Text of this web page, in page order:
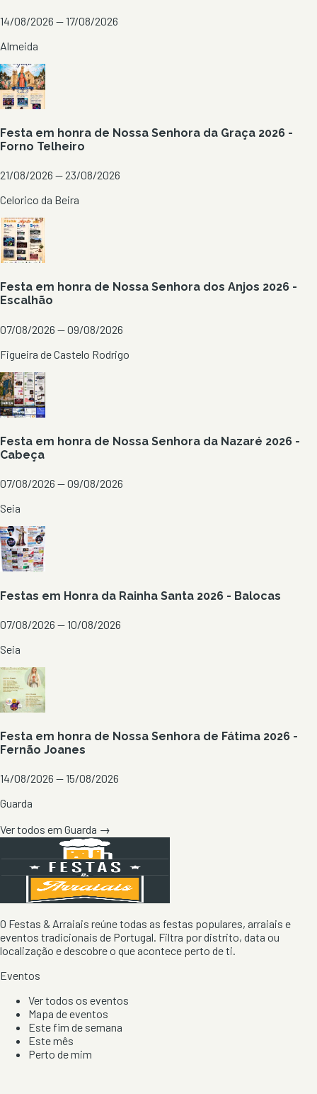
14/08/2026 — 17/08/2026
Almeida
Festa em honra de Nossa Senhora da Graça 2026 -
Forno Telheiro
21/08/2026 — 23/08/2026
Celorico da Beira
Festa em honra de Nossa Senhora dos Anjos 2026 -
Escalhão
07/08/2026 — 09/08/2026
Figueira de Castelo Rodrigo
Festa em honra de Nossa Senhora da Nazaré 2026 -
Cabeça
07/08/2026 — 09/08/2026
Seia
Festas em Honra da Rainha Santa 2026 - Balocas
07/08/2026 — 10/08/2026
Seia
Festa em honra de Nossa Senhora de Fátima 2026 -
Fernão Joanes
14/08/2026 — 15/08/2026
Guarda
Ver todos em Guarda →
O Festas & Arraiais reúne todas as festas populares, arraiais e
eventos tradicionais de Portugal. Filtra por distrito, data ou
localização e descobre o que acontece perto de ti.
Eventos
Ver todos os eventos
Mapa de eventos
Este fim de semana
Este mês
Perto de mim